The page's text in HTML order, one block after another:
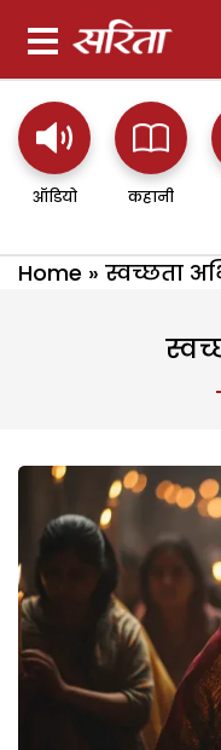
ऑडियो कहानी
Home » स्वच्छता